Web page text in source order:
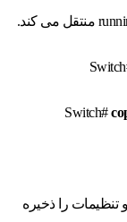
Switch#
تنظيمات را ذخيره